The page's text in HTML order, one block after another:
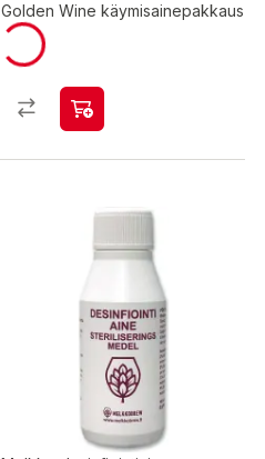
Golden Wine käymisainepakkaus